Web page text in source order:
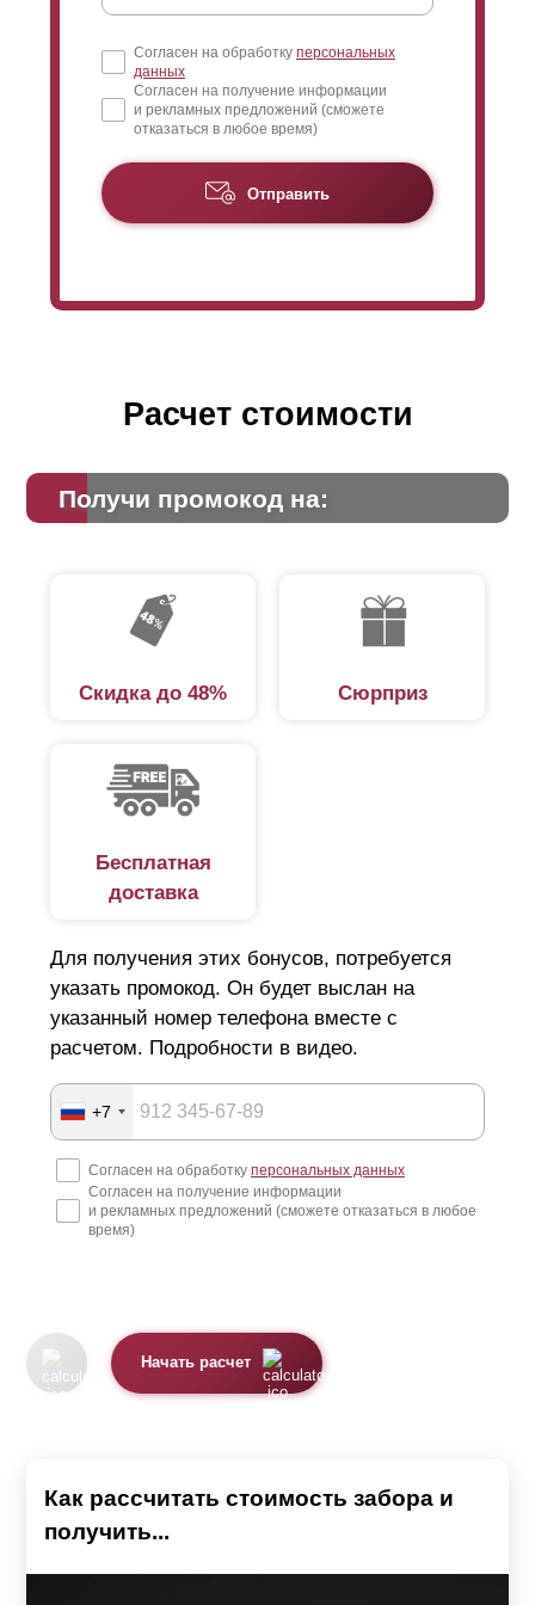
Согласен на обработку персональных
данных
Согласен на получение информации
и рекламных предложений (сможете
отказаться в любое время)
Отправить
Расчет стоимости
Получи промокод на:
Скидка до 48% Сюрприз
Бесплатная
доставка
Для получения этих бонусов, потребуется
указать промокод. Он будет выслан на
указанный номер телефона вместе с
расчетом. Подробности в видео.
+7
Согласен на обработку персональных данных
Согласен на получение информации
и рекламных предложений (сможете отказаться в любое
время)
Начать расчет
Как рассчитать стоимость забора и
получить...